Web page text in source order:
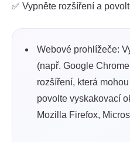
✅ Vypněte rozšíření a
Webové prohlížeče:
(např. Google
rozšíření, která
povolte vyskakovací
Mozilla Firefox,